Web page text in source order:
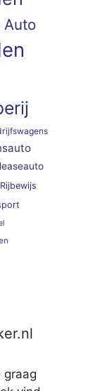
Auto
leaseauto
Rijbewijs
graag